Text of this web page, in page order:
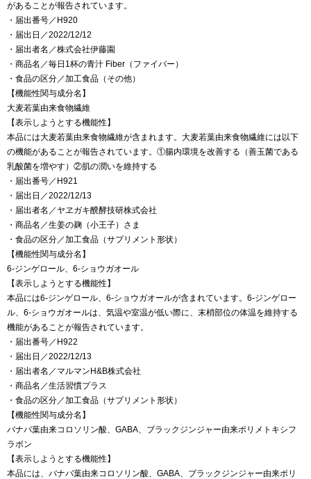
があることが報告されています。
・届出番号／H920
・届出日／2022/12/12
・届出者名／株式会社伊藤園
・商品名／毎日1杯の青汁 Fiber（ファイバー）
・食品の区分／加工食品（その他）
【機能性関与成分名】
大麦若葉由来食物繊維
【表示しようとする機能性】
本品には大麦若葉由来食物繊維が含まれます。大麦若葉由来食物繊維には以下
の機能があることが報告されています。①腸内環境を改善する（善玉菌である
乳酸菌を増やす）②肌の潤いを維持する
・届出番号／H921
・届出日／2022/12/13
・届出者名／ヤヱガキ醗酵技研株式会社
・商品名／生姜の麹（小王子）さま
・食品の区分／加工食品（サプリメント形状）
【機能性関与成分名】
6-ジンゲロール、6-ショウガオール
【表示しようとする機能性】
本品には6-ジンゲロール、6-ショウガオールが含まれています。6-ジンゲロー
ル、6-ショウガオールは、気温や室温が低い際に、末梢部位の体温を維持する
機能があることが報告されています。
・届出番号／H922
・届出日／2022/12/13
・届出者名／マルマンH&B株式会社
・商品名／生活習慣プラス
・食品の区分／加工食品（サプリメント形状）
【機能性関与成分名】
バナバ葉由来コロソリン酸、GABA、ブラックジンジャー由来ポリメトキシフ
ラボン
【表示しようとする機能性】
本品には、バナバ葉由来コロソリン酸、GABA、ブラックジンジャー由来ポリ